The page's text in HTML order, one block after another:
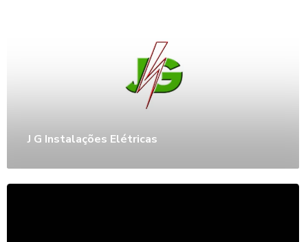
J G Instalações Elétricas